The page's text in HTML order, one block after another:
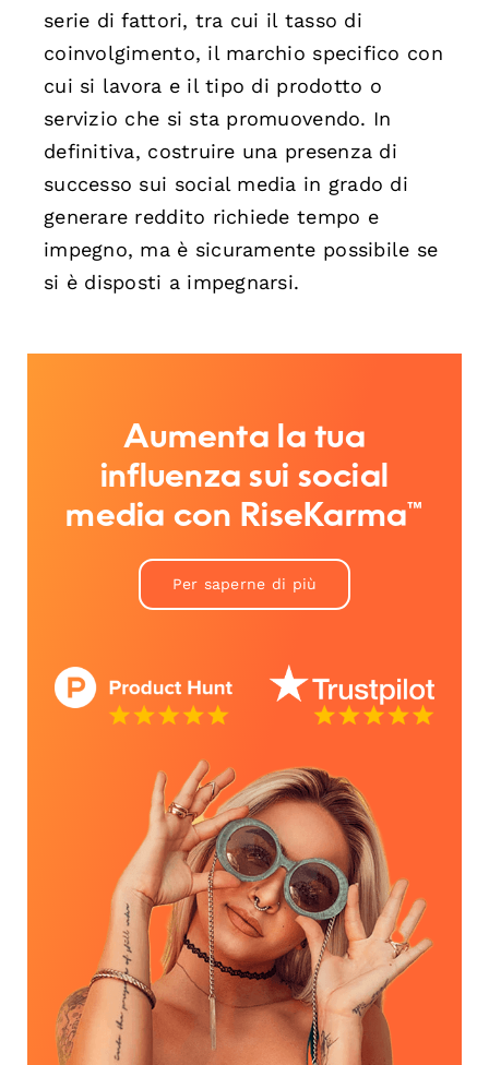
serie di fattori, tra cui il tasso di
coinvolgimento, il marchio specifico con
cui si lavora e il tipo di prodotto o
servizio che si sta promuovendo. In
definitiva, costruire una presenza di
successo sui social media in grado di
generare reddito richiede tempo e
impegno, ma è sicuramente possibile se
si è disposti a impegnarsi.
Aumenta la tua
influenza sui social
media con RiseKarma™
Per saperne di più